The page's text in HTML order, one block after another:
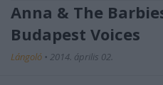
Anna & The
Budapest Voices
Lángoló • 2014. április 02.